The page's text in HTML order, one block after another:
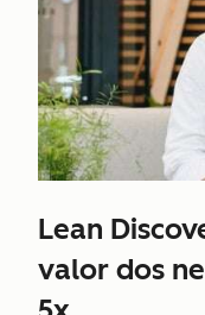
Lean
valor dos